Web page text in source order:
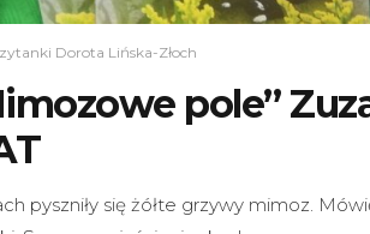
Dorota Lińska-Złoch
pole”
pyszniły się żółte grzywy mimoz.